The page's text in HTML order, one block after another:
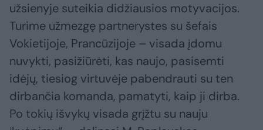
užsienyje suteikia didžiausios motyvacijos.
Turime užmezgę partnerystes su šefais
Vokietijoje, Prancūzijoje – visada įdomu
nuvykti, pasižiūrėti, kas naujo, pasisemti
idėjų, tiesiog virtuvėje pabendrauti su ten
dirbančia komanda, pamatyti, kaip ji dirba.
Po tokių išvykų visada grįžtu su nauju